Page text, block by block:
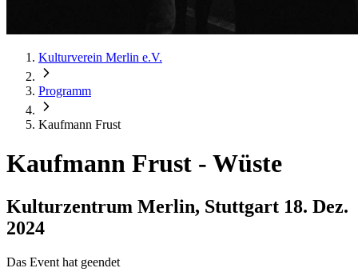
Kulturverein Merlin e.V.
Programm
Kaufmann Frust
Kaufmann Frust - Wüste
Kulturzentrum Merlin, Stuttgart 18. Dez.
2024
Das Event hat geendet